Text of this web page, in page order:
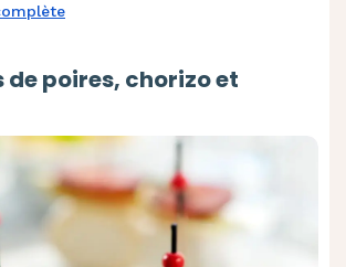
de poires, chorizo et